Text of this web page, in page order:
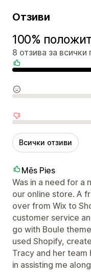
Отзиви
100%
8 отзива за
Положителни
Неутрални отзиви
Отрицателни
Всички отзиви
Mēs Pies
Was in a need for a
our online store. A
over from Wix to
customer service
go with Boule
used Shopify,
Tracy and her
in assisting me